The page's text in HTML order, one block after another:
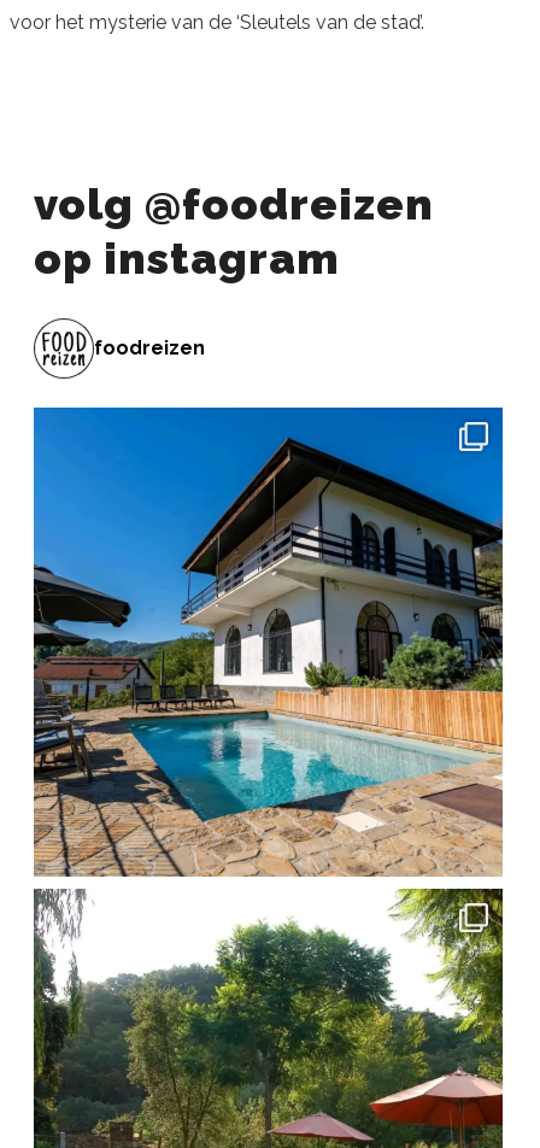
voor het mysterie van de ‘Sleutels van de stad’.
volg @foodreizen
op instagram
foodreizen